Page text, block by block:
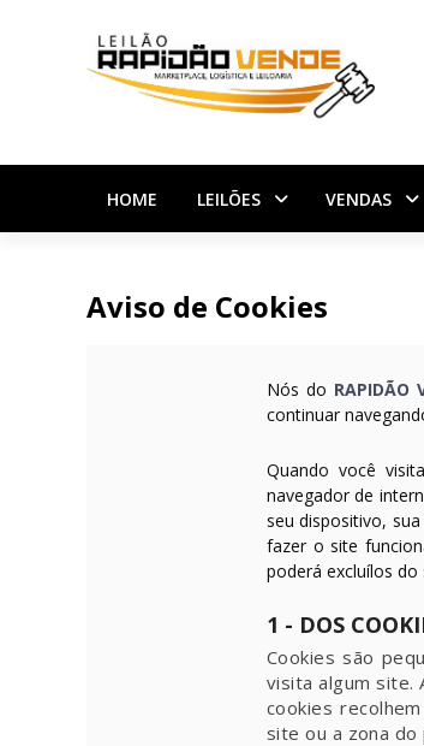
HOME LEILÕES VENDAS
Aviso de Cookies
Nós do RAPIDÃO
continuar
Quando você
navegador de
seu dispositivo,
fazer o site
poderá excluílos do
1 - DOS
Cookies são
visita algum site.
cookies
site ou a zona do